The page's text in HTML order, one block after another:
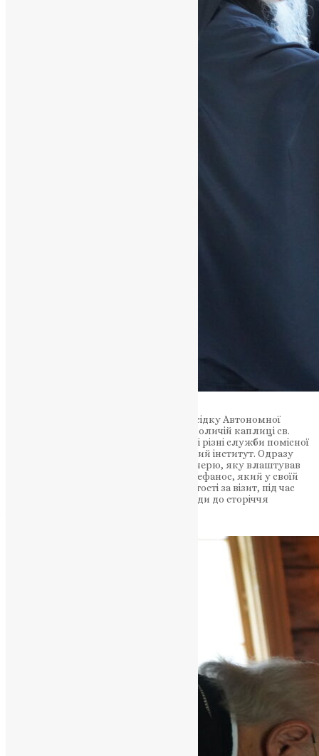
Увечері Його Святість відправився до осідку Автономної
Церкви Естонії, де поклонився митрополичій каплиці св.
Платона та відвідав Офіси, де розміщені різні служби помісної
Церкви, а також бібліотеку її Теологічний інститут. Одразу
після цього він відвідав прощальну вечерю, яку влаштував
на його честь преп. Митрополит пан Стефанос, який у своїй
промові емоційно подякував Його Святості за візит, під час
якого він очолив літургійні та інші заходи до сторіччя